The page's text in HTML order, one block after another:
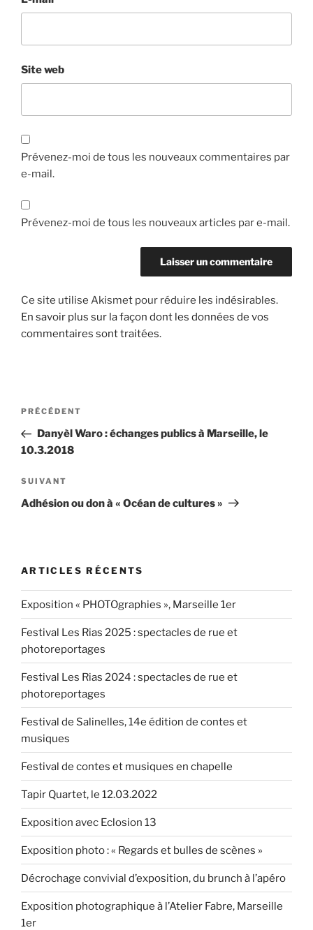
Site web
Prévenez-moi de tous les nouveaux commentaires par
e-mail.
Prévenez-moi de tous les nouveaux articles par e-mail.
Ce site utilise Akismet pour réduire les indésirables.
En savoir plus sur la façon dont les données de vos
commentaires sont traitées.
Navigation
l’article
Article
précédent
PRÉCÉDENT
Danyèl Waro : échanges publics à Marseille, le
10.3.2018
Article
suivant
SUIVANT
Adhésion ou don à « Océan de cultures »
ARTICLES RÉCENTS
Exposition « PHOTOgraphies », Marseille 1er
Festival Les Rias 2025 : spectacles de rue et
photoreportages
Festival Les Rias 2024 : spectacles de rue et
photoreportages
Festival de Salinelles, 14e édition de contes et
musiques
Festival de contes et musiques en chapelle
Tapir Quartet, le 12.03.2022
Exposition avec Eclosion 13
Exposition photo : « Regards et bulles de scènes »
Décrochage convivial d’exposition, du brunch à l’apéro
Exposition photographique à l’Atelier Fabre, Marseille
1er